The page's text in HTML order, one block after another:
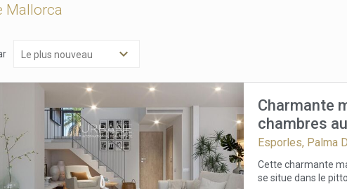
Mallorca
Charmante
chambres
Tramuntana
Esporles, Palma
Cette charmante
se situe dans le